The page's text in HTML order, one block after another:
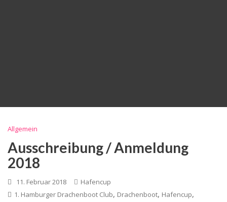
Allgemein
Ausschreibung / Anmeldung
2018
11. Februar 2018
Hafencup
1. Hamburger Drachenboot Club, Drachenboot, Hafencup,